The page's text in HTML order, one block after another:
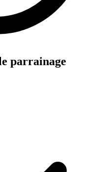
parrainage